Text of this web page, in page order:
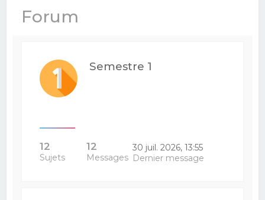
Forum
Semestre 1
12
Sujets
12
Messages
30 juil. 2026, 13:55
Dernier message